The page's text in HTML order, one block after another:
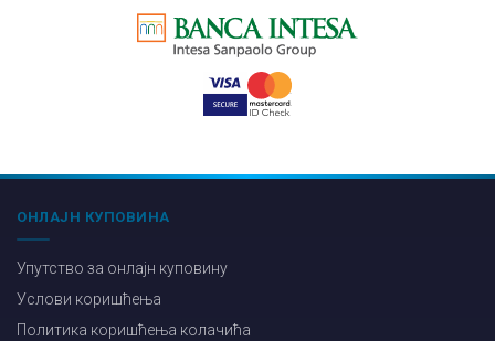
ОНЛАЈН КУПОВИНА
Упутство за онлајн куповину
Услови коришћења
Политика коришћења колачића